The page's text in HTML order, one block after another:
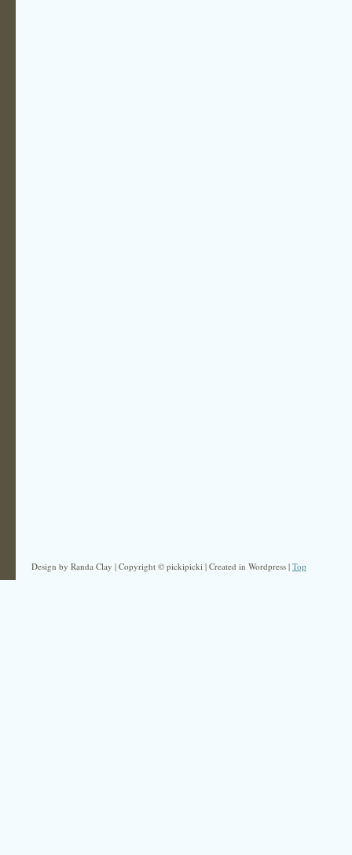
Design by Randa Clay | Copyright © pickipicki | Created in Wordpress | Top